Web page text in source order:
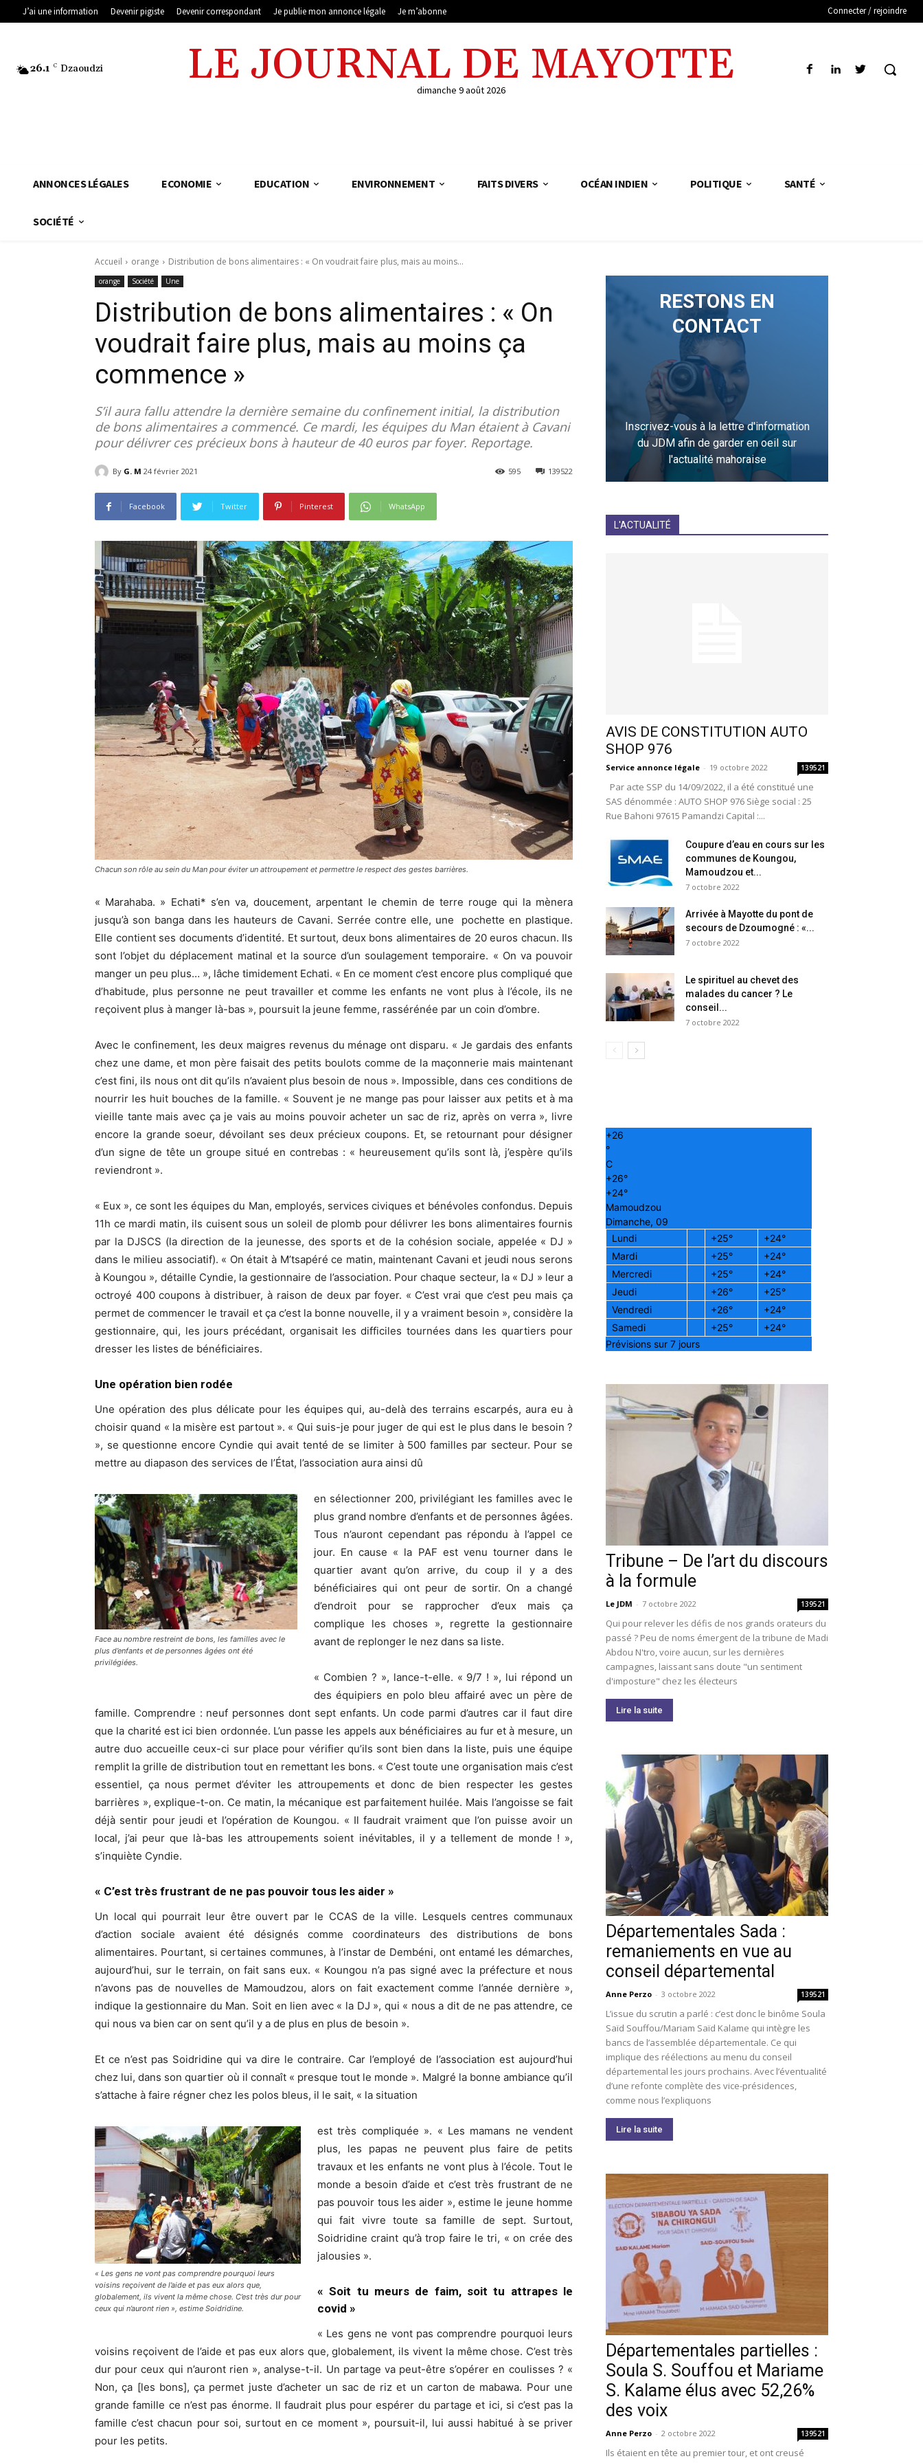
J’ai une information Devenir pigiste Devenir correspondant Je publie mon annonce légale Je m’abonne Connecter / rejoindre
26.1 C Dzaoudzi LE JOURNAL DE MAYOTTE
dimanche 9 août 2026
ANNONCES LÉGALES ECONOMIE EDUCATION ENVIRONNEMENT FAITS DIVERS OCÉAN INDIEN POLITIQUE SANTÉ
SOCIÉTÉ
Accueil orange Distribution de bons alimentaires : « On voudrait faire plus, mais au moins...
orange Société Une
Distribution de bons alimentaires : « On
voudrait faire plus, mais au moins ça
commence »
S’il aura fallu attendre la dernière semaine du confinement initial, la distribution
de bons alimentaires a commencé. Ce mardi, les équipes du Man étaient à Cavani
pour délivrer ces précieux bons à hauteur de 40 euros par foyer. Reportage.
By G. M 24 février 2021 139522
595
Facebook Twitter Pinterest WhatsApp
Chacun son rôle au sein du Man pour éviter un attroupement et permettre le respect des gestes barrières.
« Marahaba. » Echati* s’en va, doucement, arpentant le chemin de terre rouge qui la mènera
jusqu’à son banga dans les hauteurs de Cavani. Serrée contre elle, une
pochette en plastique.
Elle contient ses documents d’identité. Et surtout, deux bons alimentaires de 20 euros chacun. Ils
sont l’objet du déplacement matinal et la source d’un soulagement temporaire. « On va pouvoir
manger un peu plus… », lâche timidement Echati. « En ce moment c’est encore plus compliqué que
d’habitude, plus personne ne peut travailler et comme les enfants ne vont plus à l’école, ils ne
reçoivent plus à manger là-bas », poursuit la jeune femme, rassérénée par un coin d’ombre.
Avec le confinement, les deux maigres revenus du ménage ont disparu. « Je gardais des enfants
chez une dame, et mon père faisait des petits boulots comme de la maçonnerie mais maintenant
c’est fini, ils nous ont dit qu’ils n’avaient plus besoin de nous ». Impossible, dans ces conditions de
nourrir les huit bouches de la famille. « Souvent je ne mange pas pour laisser aux petits et à ma
vieille tante mais avec ça je vais au moins pouvoir acheter un sac de riz, après on verra », livre
encore la grande soeur, dévoilant ses deux précieux coupons. Et, se retournant pour désigner
d’un signe de tête un groupe situé en contrebas : « heureusement qu’ils sont là, j’espère qu’ils
reviendront ».
« Eux », ce sont les équipes du Man, employés, services civiques et bénévoles confondus. Depuis
11h ce mardi matin, ils cuisent sous un soleil de plomb pour délivrer les bons alimentaires fournis
par la DJSCS (la direction de la jeunesse, des sports et de la cohésion sociale, appelée « DJ »
dans le milieu associatif). « On était à M’tsapéré ce matin, maintenant Cavani et jeudi nous serons
à Koungou », détaille Cyndie, la gestionnaire de l’association. Pour chaque secteur, la « DJ » leur a
octroyé 400 coupons à distribuer, à raison de deux par foyer. « C’est vrai que c’est peu mais ça
permet de commencer le travail et ça c’est la bonne nouvelle, il y a vraiment besoin », considère la
gestionnaire, qui, les jours précédant, organisait les difficiles tournées dans les quartiers pour
dresser les listes de bénéficiaires.
Une opération bien rodée
Une opération des plus délicate pour les équipes qui, au-delà des terrains escarpés, aura eu à
choisir quand « la misère est partout ». « Qui suis-je pour juger de qui est le plus dans le besoin ?
», se questionne encore Cyndie qui avait tenté de se limiter à 500 familles par secteur. Pour se
mettre au diapason des services de l’État, l’association aura ainsi dû
Face au nombre restreint de bons, les familles avec le
plus d’enfants et de personnes âgées ont été
privilégiées.
en sélectionner 200, privilégiant les familles avec le
plus grand nombre d’enfants et de personnes âgées.
Tous n’auront cependant pas répondu à l’appel ce
jour. En cause « la PAF est venu tourner dans le
quartier avant qu’on arrive, du coup il y a des
bénéficiaires qui ont peur de sortir. On a changé
d’endroit pour se rapprocher d’eux mais ça
complique les choses », regrette la gestionnaire
avant de replonger le nez dans sa liste.
« Combien ? », lance-t-elle. « 9/7 ! », lui répond un
des équipiers en polo bleu affairé avec un père de
famille. Comprendre : neuf personnes dont sept enfants. Un code parmi d’autres car il faut dire
que la charité est ici bien ordonnée. L’un passe les appels aux bénéficiaires au fur et à mesure, un
autre duo accueille ceux-ci sur place pour vérifier qu’ils sont bien dans la liste, puis une équipe
remplit la grille de distribution tout en remettant les bons. « C’est toute une organisation mais c’est
essentiel, ça nous permet d’éviter les attroupements et donc de bien respecter les gestes
barrières », explique-t-on. Ce matin, la mécanique est parfaitement huilée. Mais l’angoisse se fait
déjà sentir pour jeudi et l’opération de Koungou. « Il faudrait vraiment que l’on puisse avoir un
local, j’ai peur que là-bas les attroupements soient inévitables, il y a tellement de monde ! »,
s’inquiète Cyndie.
« C’est très frustrant de ne pas pouvoir tous les aider »
Un local qui pourrait leur être ouvert par le CCAS de la ville. Lesquels centres communaux
d’action sociale avaient été désignés comme coordinateurs des distributions de bons
alimentaires. Pourtant, si certaines communes, à l’instar de Dembéni, ont entamé les démarches,
aujourd’hui, sur le terrain, on fait sans eux. « Koungou n’a pas signé avec la préfecture et nous
n’avons pas de nouvelles de Mamoudzou, alors on fait exactement comme l’année dernière »,
indique la gestionnaire du Man. Soit en lien avec « la DJ », qui « nous a dit de ne pas attendre, ce
qui nous va bien car on sent qu’il y a de plus en plus de besoin ».
Et ce n’est pas Soidridine qui va dire le contraire. Car l’employé de l’association est aujourd’hui
chez lui, dans son quartier où il connaît « presque tout le monde ». Malgré la bonne ambiance qu’il
s’attache à faire régner chez les polos bleus, il le sait, « la situation
« Les gens ne vont pas comprendre pourquoi leurs
voisins reçoivent de l’aide et pas eux alors que,
globalement, ils vivent la même chose. C’est très dur pour
ceux qui n’auront rien », estime Soidridine.
est très compliquée ». « Les mamans ne vendent
plus, les papas ne peuvent plus faire de petits
travaux et les enfants ne vont plus à l’école. Tout le
monde a besoin d’aide et c’est très frustrant de ne
pas pouvoir tous les aider », estime le jeune homme
qui fait vivre toute sa famille de sept. Surtout,
Soidridine craint qu’à trop faire le tri, « on crée des
jalousies ».
« Soit tu meurs de faim, soit tu attrapes le
covid »
« Les gens ne vont pas comprendre pourquoi leurs
voisins reçoivent de l’aide et pas eux alors que, globalement, ils vivent la même chose. C’est très
dur pour ceux qui n’auront rien », analyse-t-il. Un partage va peut-être s’opérer en coulisses ? «
Non, ça [les bons], ça permet juste d’acheter un sac de riz et un carton de mabawa. Pour une
grande famille ce n’est pas énorme. Il faudrait plus pour espérer du partage et ici, si c’est pas la
famille c’est chacun pour soi, surtout en ce moment », poursuit-il, lui aussi habitué à se priver
pour les petits.
RESTONS EN
CONTACT
Inscrivez-vous à la lettre d'information
du JDM afin de garder en oeil sur
l'actualité mahoraise
L'ACTUALITÉ
AVIS DE CONSTITUTION AUTO
SHOP 976
Service annonce légale - 19 octobre 2022 139521
Par acte SSP du 14/09/2022, il a été constitué une
SAS dénommée : AUTO SHOP 976 Siège social : 25
Rue Bahoni 97615 Pamandzi Capital :...
Coupure d’eau en cours sur les
communes de Koungou,
Mamoudzou et...
7 octobre 2022
Arrivée à Mayotte du pont de
secours de Dzoumogné : «...
7 octobre 2022
Le spirituel au chevet des
malades du cancer ? Le
conseil...
7 octobre 2022
+26
°
C
+26°
+24°
Mamoudzou
Dimanche, 09
Lundi
+25° +24°
Mardi
+25° +24°
Mercredi
+25° +24°
Jeudi
+26° +25°
Vendredi
+26° +24°
Samedi
+25° +24°
Prévisions sur 7 jours
Tribune – De l’art du discours
à la formule
Le JDM - 7 octobre 2022 139521
Qui pour relever les défis de nos grands orateurs du
passé ? Peu de noms émergent de la tribune de Madi
Abdou N'tro, voire aucun, sur les dernières
campagnes, laissant sans doute "un sentiment
d'imposture" chez les électeurs
Lire la suite
Départementales Sada :
remaniements en vue au
conseil départemental
Anne Perzo - 3 octobre 2022 139521
L’issue du scrutin a parlé : c’est donc le binôme Soula
Saïd Souffou/Mariam Saïd Kalame qui intègre les
bancs de l’assemblée départementale. Ce qui
implique des réélections au menu du conseil
départemental les jours prochains. Avec l’éventualité
d’une refonte complète des vice-présidences,
comme nous l’expliquons
Lire la suite
Départementales partielles :
Soula S. Souffou et Mariame
S. Kalame élus avec 52,26%
des voix
Anne Perzo - 2 octobre 2022 139521
Ils étaient en tête au premier tour, et ont creusé